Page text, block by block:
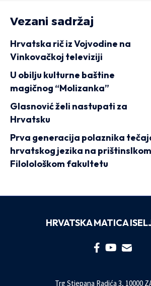
Vezani sadržaj
Hrvatska rič iz Vojvodine na
Vinkovačkoj televiziji
U obilju kulturne baštine
magičnog “Molizanka”
Glasnović želi nastupati za
Hrvatsku
Prva generacija polaznika
hrvatskog jezika na prištinslkom
Filolološkom fakultetu
HRVATSKA MATICA
Trg Stjepana Radića 3, 10000